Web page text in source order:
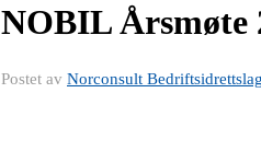
NOBIL Årsmøte
Postet av Norconsult